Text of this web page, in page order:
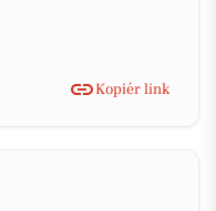
Kopiér link